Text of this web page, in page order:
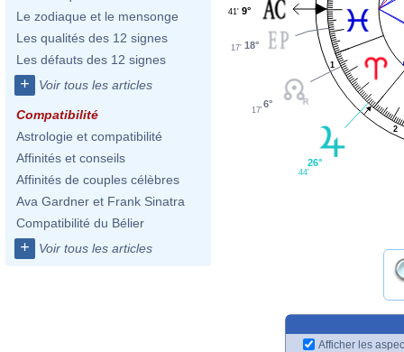
Le zodiaque et le mensonge
Les qualités des 12 signes
Les défauts des 12 signes
+ Voir tous les articles
Compatibilité
Astrologie et compatibilité
Affinités et conseils
Affinités de couples célèbres
Ava Gardner et Frank Sinatra
Compatibilité du Bélier
+ Voir tous les articles
1
2
9°
41'
18°
17'
6°
17'
26°
44'
Afficher les